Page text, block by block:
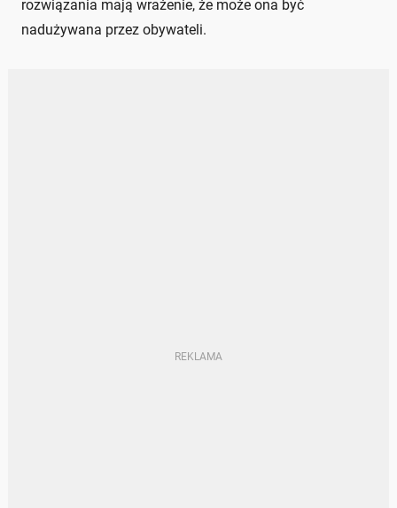
rozwiązania mają wrażenie, że może ona być
nadużywana przez obywateli.